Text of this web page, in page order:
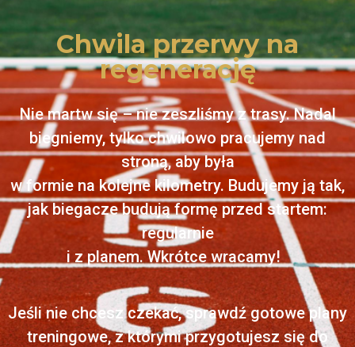
Chwila przerwy na
regenerację
Nie martw się – nie zeszliśmy z trasy. Nadal
biegniemy, tylko chwilowo pracujemy nad
stroną, aby była
w formie na kolejne kilometry. Budujemy ją tak,
jak biegacze budują formę przed startem:
regularnie
i z planem. Wkrótce wracamy!
Jeśli nie chcesz czekać, sprawdź gotowe plany
treningowe, z którymi przygotujesz się do